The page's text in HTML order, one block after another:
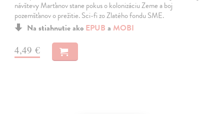
návštevy Marťanov stane pokus o kolonizáciu Zeme a boj
pozemšťanov o prežitie. Sci-fi zo Zlatého fondu SME.
Na stiahnutie ako EPUB a MOBI
4,49 €